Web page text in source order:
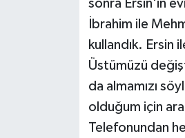
sonra Ersin'in
İbrahim ile
kullandık. Ersin
Üstümüzü
da almamızı
olduğum için
Telefonundan